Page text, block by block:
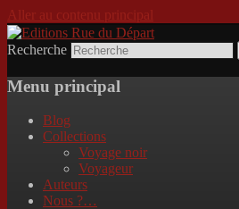
Aller au contenu principal
Editions Rue du
Incitation au voyage, du
Recherche
Menu principal
Blog
Collections
Voyage noir
Voyageur
Auteurs
Nous ?…